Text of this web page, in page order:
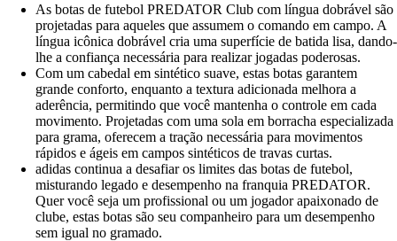
As botas de futebol PREDATOR Club com língua dobrável são
projetadas para aqueles que assumem o comando em campo. A
língua icônica dobrável cria uma superfície de batida lisa, dando-
lhe a confiança necessária para realizar jogadas poderosas.
Com um cabedal em sintético suave, estas botas garantem
grande conforto, enquanto a textura adicionada melhora a
aderência, permitindo que você mantenha o controle em cada
movimento. Projetadas com uma sola em borracha especializada
para grama, oferecem a tração necessária para movimentos
rápidos e ágeis em campos sintéticos de travas curtas.
adidas continua a desafiar os limites das botas de futebol,
misturando legado e desempenho na franquia PREDATOR.
Quer você seja um profissional ou um jogador apaixonado de
clube, estas botas são seu companheiro para um desempenho
sem igual no gramado.